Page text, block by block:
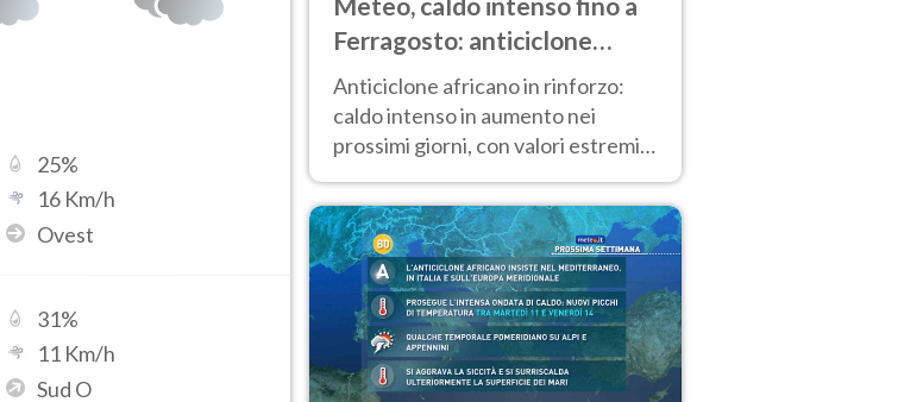
25%
16 Km/h
Ovest
31%
11 Km/h
Sud O
Ferragosto: anticiclone
africano ancora
protagonista
Anticiclone africano in rinforzo:
caldo intenso in aumento nei
prossimi giorni, con valori estremi
d’Italia